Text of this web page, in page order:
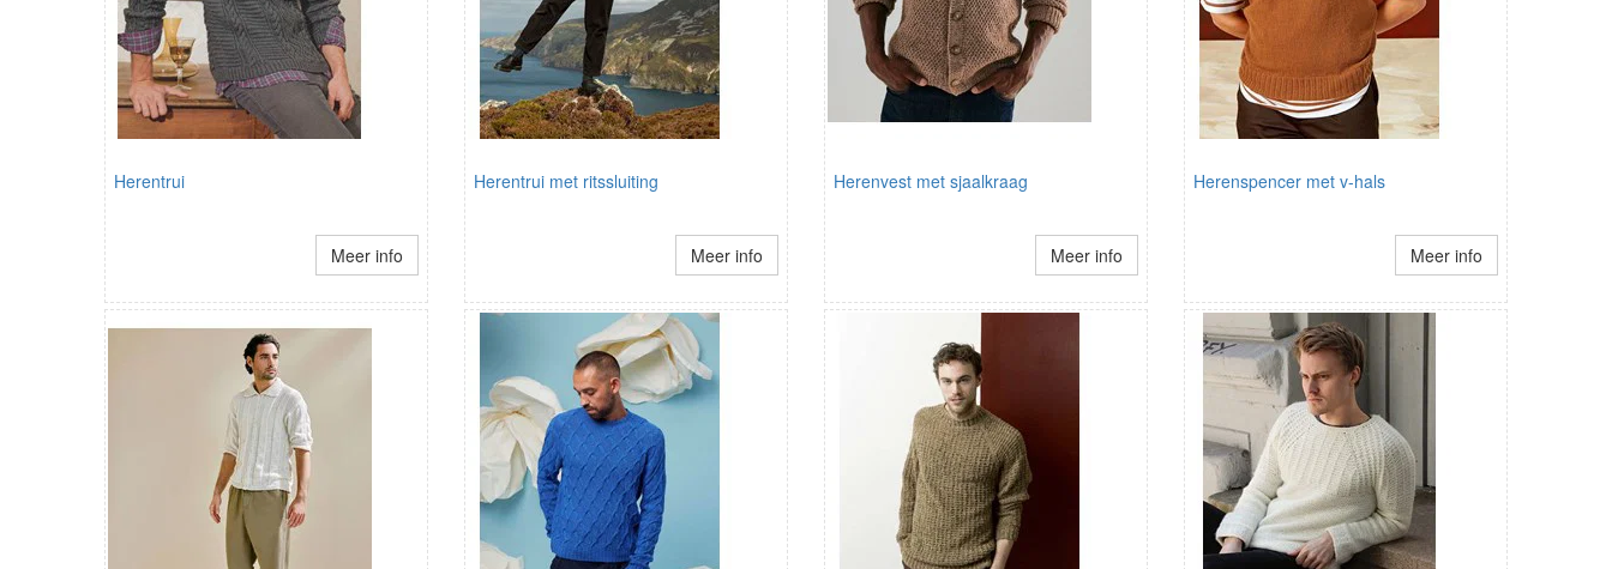
Herentrui
Meer info
Herentrui met ritssluiting
Meer info
Herenvest met sjaalkraag
Meer info
Herenspencer met v-hals
Meer info